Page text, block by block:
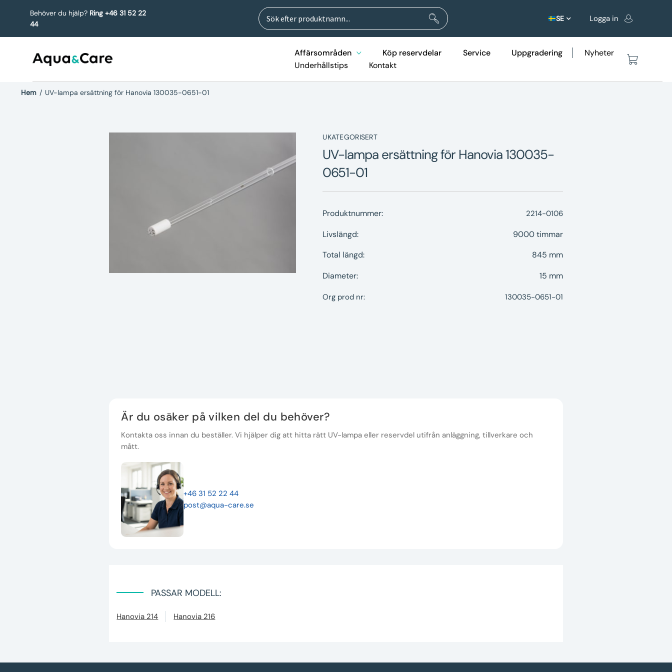
Behöver du hjälp? Ring +46 31 52 22
44
Sök
efter:
Sök
SE Logga in
Affärsområden Köp reservdelar Service Uppgradering
Nyheter
Underhållstips
Kontakt
Hem / UV-lampa ersättning för Hanovia 130035-0651-01
UKATEGORISERT
UV-lampa ersättning för Hanovia 130035-
0651-01
Produktnummer: 2214-0106
Livslängd:
9000 timmar
Total längd:
845 mm
Diameter:
15 mm
Org prod nr: 130035-0651-01
Är du osäker på vilken del du behöver?
Kontakta oss innan du beställer. Vi hjälper dig att hitta rätt UV-lampa eller reservdel utifrån anläggning, tillverkare och
mått.
+46 31 52 22 44
post@aqua-care.se
PASSAR MODELL:
Hanovia 214 Hanovia 216